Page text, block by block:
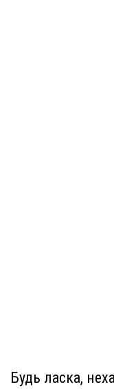
Будь ласка,